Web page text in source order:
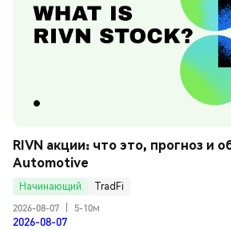
RIVN акции: что это, прогноз и
Automotive
Начинающий
TradFi
2026-08-07
5-10м
2026-08-07